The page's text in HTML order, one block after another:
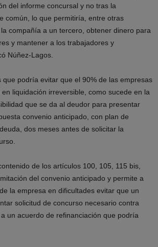
del informe concursal y no tras la
común, lo que permitiría, entre otras
compañía a un tercero, obtener dinero para
y mantener a los trabajadores y
Núñez-Lagos.
que podría evitar que el 90% de las empresas
liquidación irreversible, como sucede en la
que se da al deudor para presentar
convenio anticipado, con plan de
dos meses antes de solicitar la
de los artículos 100, 105, 115 bis,
del convenio anticipado y permite a
la empresa en dificultades evitar que un
solicitud de concurso necesario contra
un acuerdo de refinanciación que podría